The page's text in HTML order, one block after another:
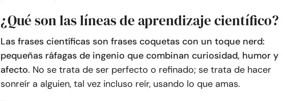
¿Qué son las líneas de aprendizaje científico?
Las frases científicas son frases coquetas con un toque nerd:
pequeñas ráfagas de ingenio que combinan curiosidad, humor y
afecto. No se trata de ser perfecto o refinado; se trata de hacer
sonreír a alguien, tal vez incluso reír, usando lo que amas.